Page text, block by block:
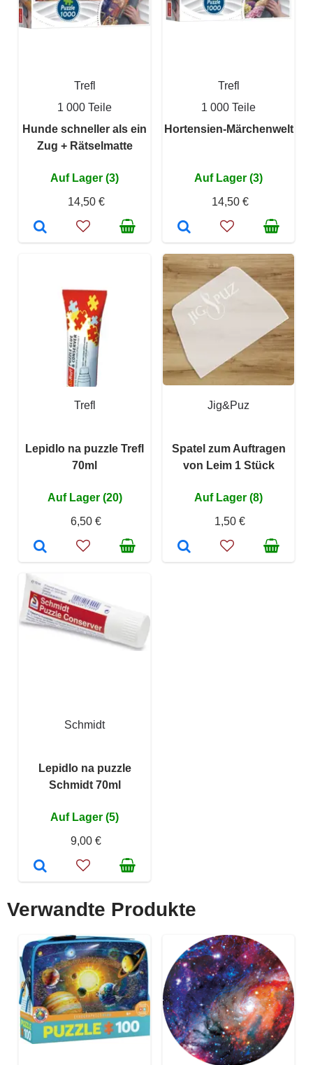
Trefl
1 000 Teile
Hunde schneller als ein
Zug + Rätselmatte
Auf Lager (3)
14,50 €
Trefl
1 000 Teile
Hortensien-Märchenwelt
Auf Lager (3)
14,50 €
Trefl
Lepidlo na puzzle Trefl
70ml
Auf Lager (20)
6,50 €
Jig&Puz
Spatel zum Auftragen
von Leim 1 Stück
Auf Lager (8)
1,50 €
Schmidt
Lepidlo na puzzle
Schmidt 70ml
Auf Lager (5)
9,00 €
Verwandte Produkte